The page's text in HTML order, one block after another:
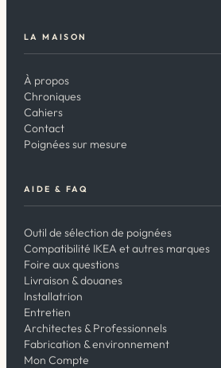
LA MAISON
À propos
Chroniques
Cahiers
Contact
Poignées sur mesure
AIDE & FAQ
Outil de sélection de poignées
Compatibilité IKEA et autres marques
Foire aux questions
Livraison & douanes
Installatrion
Entretien
Architectes & Professionnels
Fabrication & environnement
Mon Compte